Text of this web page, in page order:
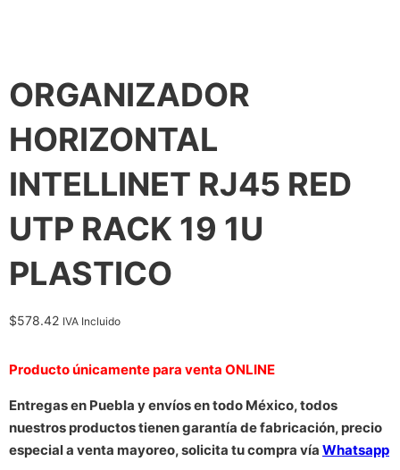
ORGANIZADOR
HORIZONTAL
INTELLINET RJ45 RED
UTP RACK 19 1U
PLASTICO
$578.42 IVA Incluido
Producto únicamente para venta ONLINE
Entregas en Puebla y envíos en todo México, todos
nuestros productos tienen garantía de fabricación, precio
especial a venta mayoreo, solicita tu compra vía Whatsapp